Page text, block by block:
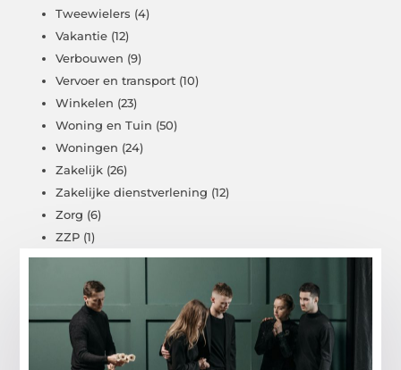
Tweewielers (4)
Vakantie (12)
Verbouwen (9)
Vervoer en transport (10)
Winkelen (23)
Woning en Tuin (50)
Woningen (24)
Zakelijk (26)
Zakelijke dienstverlening (12)
Zorg (6)
ZZP (1)